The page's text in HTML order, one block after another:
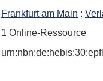
Frankfurt am Main :
1 Online-Ressource